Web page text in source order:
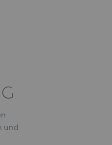
und